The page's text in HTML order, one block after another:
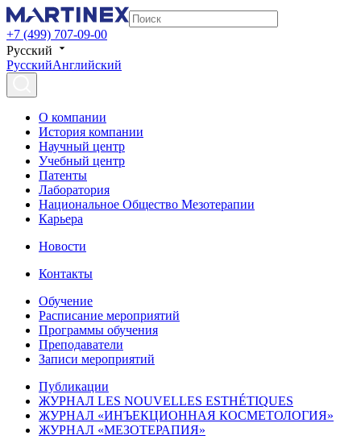
+7 (499) 707-09-00
Русский
РусскийАнглийский
О компании
История компании
Научный центр
Учебный центр
Патенты
Лаборатория
Национальное Общество Мезотерапии
Карьера
Новости
Контакты
Обучение
Расписание мероприятий
Программы обучения
Преподаватели
Записи мероприятий
Публикации
ЖУРНАЛ LES NOUVELLES ESTHÉTIQUES
ЖУРНАЛ «ИНЪЕКЦИОННАЯ КОСМЕТОЛОГИЯ»
ЖУРНАЛ «МЕЗОТЕРАПИЯ»